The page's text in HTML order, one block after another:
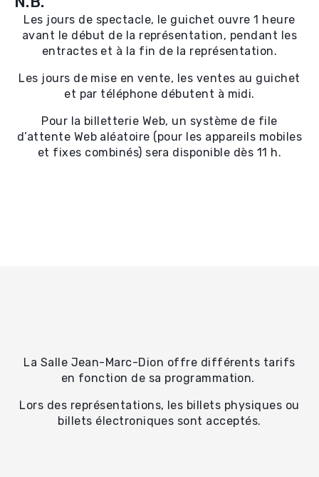
Les jours de spectacle, le guichet ouvre 1 heure
avant le début de la représentation, pendant les
entractes et à la fin de la représentation.
Les jours de mise en vente, les ventes au guichet
et par téléphone débutent à midi.
Pour la billetterie Web, un système de file
d’attente Web aléatoire (pour les appareils mobiles
et fixes combinés) sera disponible dès 11 h.
La Salle Jean-Marc-Dion offre différents tarifs
en fonction de sa programmation.
Lors des représentations, les billets physiques ou
billets électroniques sont acceptés.